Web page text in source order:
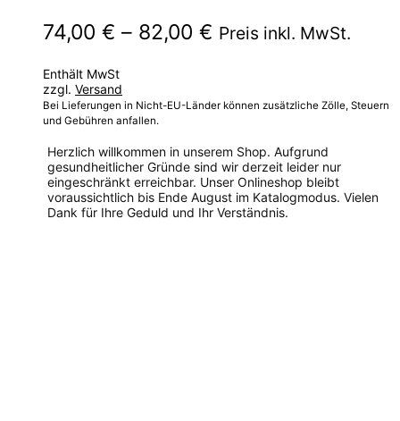
74,00 € – 82,00 € Preisspanne:
82,00 €
Preis inkl. MwSt.
Enthält MwSt
zzgl. Versand
Bei Lieferungen in Nicht-EU-Länder können zusätzliche Zölle, Steuern
und Gebühren anfallen.
Herzlich willkommen in unserem Shop. Aufgrund
gesundheitlicher Gründe sind wir derzeit leider nur
eingeschränkt erreichbar. Unser Onlineshop bleibt
voraussichtlich bis Ende August im Katalogmodus. Vielen
Dank für Ihre Geduld und Ihr Verständnis.